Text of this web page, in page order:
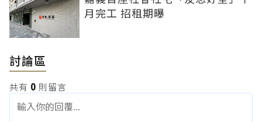
月完工 招租期曝
討論區
共有 0 則留言